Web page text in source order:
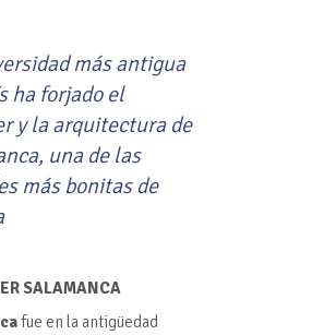
más antigua
ha forjado el
y la arquitectura de
una de las
más bonitas de
SALAMANCA
fue en la antigüedad